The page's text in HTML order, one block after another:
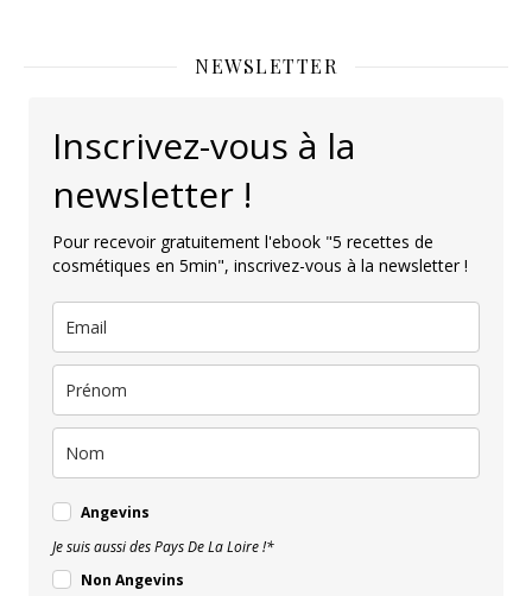
NEWSLETTER
Inscrivez-vous à la
newsletter !
Pour recevoir gratuitement l'ebook "5 recettes de
cosmétiques en 5min", inscrivez-vous à la newsletter !
Angevins
Je suis aussi des Pays De La Loire !*
Non Angevins